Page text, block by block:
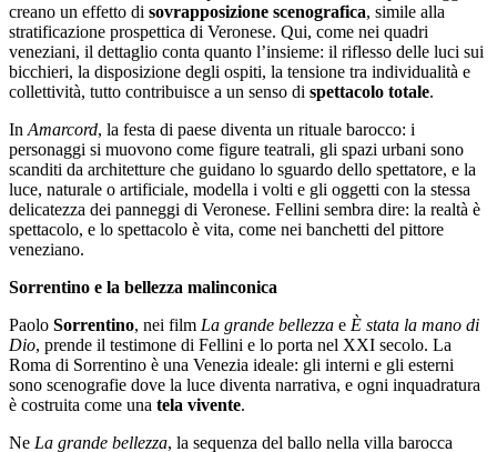
creano un effetto di sovrapposizione scenografica, simile alla
stratificazione prospettica di Veronese. Qui, come nei quadri
veneziani, il dettaglio conta quanto l’insieme: il riflesso delle luci sui
bicchieri, la disposizione degli ospiti, la tensione tra individualità e
collettività, tutto contribuisce a un senso di spettacolo totale.
In Amarcord, la festa di paese diventa un rituale barocco: i
personaggi si muovono come figure teatrali, gli spazi urbani sono
scanditi da architetture che guidano lo sguardo dello spettatore, e la
luce, naturale o artificiale, modella i volti e gli oggetti con la stessa
delicatezza dei panneggi di Veronese. Fellini sembra dire: la realtà è
spettacolo, e lo spettacolo è vita, come nei banchetti del pittore
veneziano.
Sorrentino e la bellezza malinconica
Paolo Sorrentino, nei film La grande bellezza e È stata la mano di
Dio, prende il testimone di Fellini e lo porta nel XXI secolo. La
Roma di Sorrentino è una Venezia ideale: gli interni e gli esterni
sono scenografie dove la luce diventa narrativa, e ogni inquadratura
è costruita come una tela vivente.
Ne La grande bellezza, la sequenza del ballo nella villa barocca